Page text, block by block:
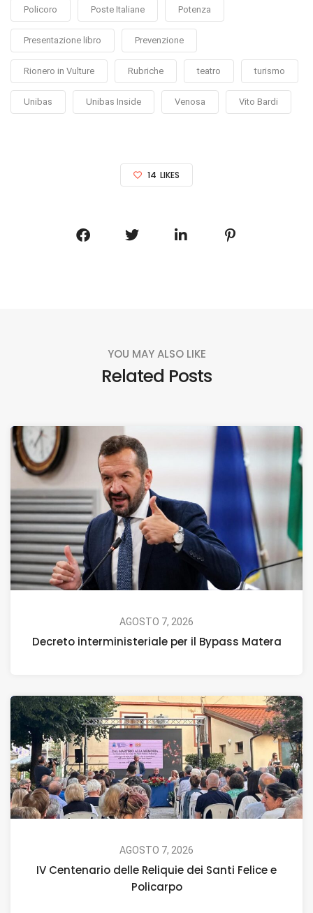
Policoro Poste Italiane Potenza
Presentazione libro Prevenzione
Rionero in Vulture Rubriche teatro turismo
Unibas Unibas Inside Venosa Vito Bardi
14 LIKES
YOU MAY ALSO LIKE
Related Posts
AGOSTO 7, 2026
Decreto interministeriale per il Bypass Matera
AGOSTO 7, 2026
IV Centenario delle Reliquie dei Santi Felice e
Policarpo